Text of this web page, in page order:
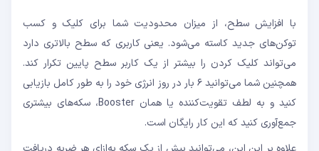
با افزایش سطح، از میزان محدودیت شما برای کلیک و کسب
توکن‌های جدید کاسته می‌شود. یعنی کاربری که سطح بالاتری دارد
می‌تواند کلیک کردن را بیشتر از یک کاربر سطح پایین تکرار کند.
همچنین شما می‌توانید ۶ بار در روز انرژی خود را به طور کامل بازیابی
کنید و به لطف تقویت‌کننده یا همان Booster، سکه‌های بیشتری
جمع‌آوری کنید که این کار رایگان است.